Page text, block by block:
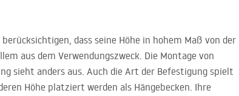
dass seine Höhe in hohem Maß von der
aus dem Verwendungszweck. Die Montage von
sieht anders aus. Auch die Art der Befestigung spielt
Höhe platziert werden als Hängebecken. Ihre